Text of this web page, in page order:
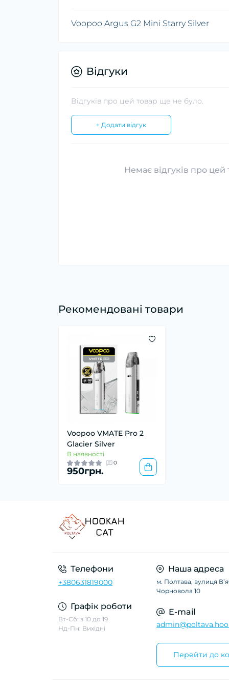
Voopoo Argus G2 Mini Starry Silver
Відгуки
Відгуків про цей товар ще не було.
+ Додати відгук
Немає відгуків про цей
Рекомендовані товари
Voopoo VMATE Pro 2
Glacier Silver
В наявності
0
950грн.
Телефони
+380631819000
Графік роботи
Вт-Сб: з 10 до 19
Нд-Пн: Вихідні
Наша адреса
м. Полтава, вулиця
Чорновола 10
E-mail
Перейти до